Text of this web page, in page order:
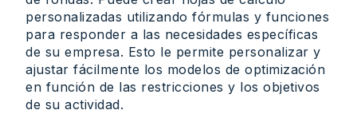
personalizadas utilizando fórmulas y funciones
para responder a las necesidades específicas
de su empresa. Esto le permite personalizar y
ajustar fácilmente los modelos de optimización
en función de las restricciones y los objetivos
de su actividad.